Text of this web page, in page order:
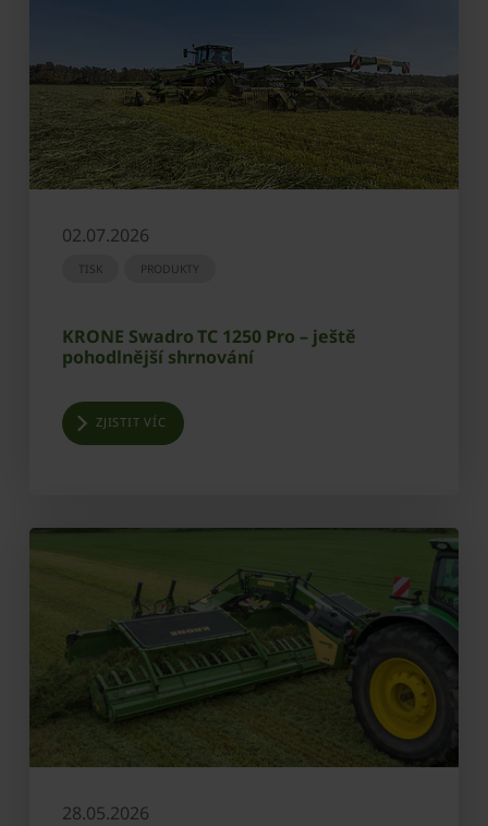
02.07.2026
TISK PRODUKTY
KRONE Swadro TC 1250 Pro – ještě
pohodlnější shrnování
ZJISTIT VÍC
28.05.2026